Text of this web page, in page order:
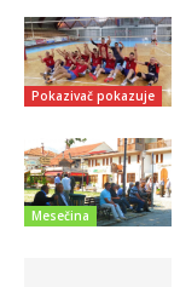
Pokazivač pokazuje
Mesečina